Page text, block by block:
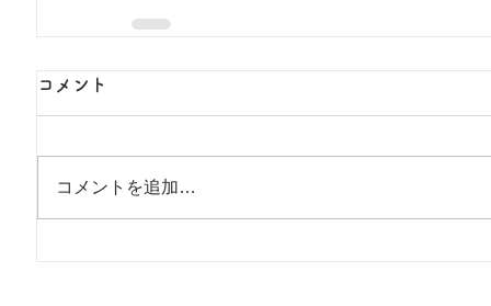
コメント
コメントを追加…